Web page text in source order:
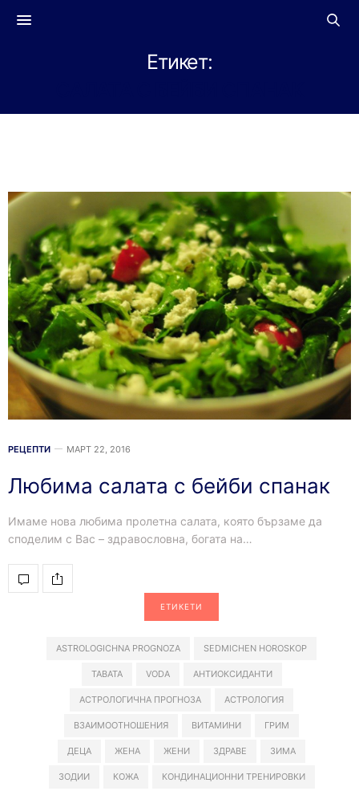
Етикет:
РЕЦЕПТИ МАРТ 22, 2016
Любима салата с бейби спанак
Имаме нова любима пролетна салата, която бързаме да
споделим с Вас – здравословна, богата на…
ЕТИКЕТИ
ASTROLOGICHNA PROGNOZA SEDMICHEN HOROSKOP
TABATA VODA АНТИОКСИДАНТИ
АСТРОЛОГИЧНА ПРОГНОЗА АСТРОЛОГИЯ
ВЗАИМООТНОШЕНИЯ ВИТАМИНИ ГРИМ
ДЕЦА ЖЕНА ЖЕНИ ЗДРАВЕ ЗИМА
ЗОДИИ КОЖА КОНДИНАЦИОННИ ТРЕНИРОВКИ